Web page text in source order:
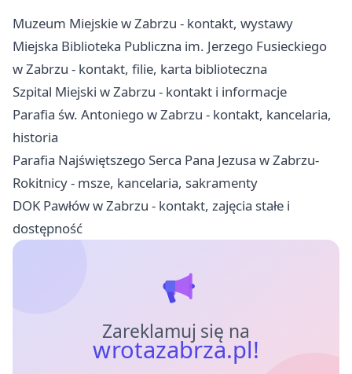
Muzeum Miejskie w Zabrzu - kontakt, wystawy
Miejska Biblioteka Publiczna im. Jerzego Fusieckiego
w Zabrzu - kontakt, filie, karta biblioteczna
Szpital Miejski w Zabrzu - kontakt i informacje
Parafia św. Antoniego w Zabrzu - kontakt, kancelaria,
historia
Parafia Najświętszego Serca Pana Jezusa w Zabrzu-
Rokitnicy - msze, kancelaria, sakramenty
DOK Pawłów w Zabrzu - kontakt, zajęcia stałe i
dostępność
Zareklamuj się na
wrotazabrza.pl!